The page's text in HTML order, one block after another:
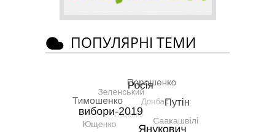
ПОПУЛЯРНІ ТЕМИ